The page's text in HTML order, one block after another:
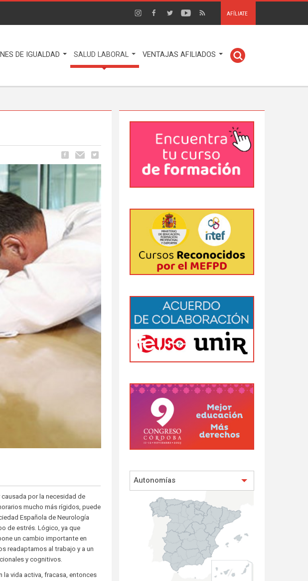
AFÍLIATE
DE IGUALDAD SALUD LABORAL VENTAJAS AFILIADOS
por la necesidad de
mucho más rígidos, puede
Española de Neurología
de estrés. Lógico, ya que
un cambio importante en
readaptamos al trabajo y a un
y cognitivos.
la vida activa, fracasa, entonces
Autonomías